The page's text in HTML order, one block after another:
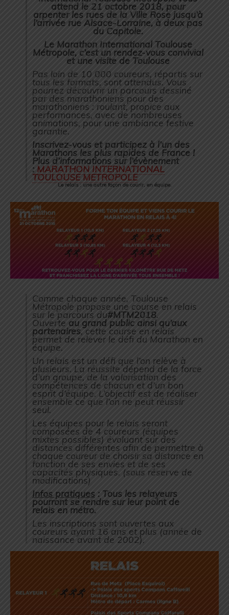
attend le 21 octobre 2018, pour
arpenter les rues de la Ville Rose jusqu’à
l’arrivée rue Alsace-Lorraine, à deux pas
du Capitole.
Le Marathon International Toulouse
Métropole, c’est un rendez-vous convivial
et une visite de Toulouse
Pas loin de 10 000 coureurs, répartis sur
tous les formats, sont attendus. Vous
pourrez découvrir un parcours dessiné
par des marathoniens pour des
marathoniens : roulant, propice aux
performances, avec de nombreuses
animations, pour une ambiance festive
garantie.
Inscrivez-vous et participez à l’un des
Marathons les plus rapides de France !
Plus d’informations sur l’évènement
: MARATHON INTERNATIONAL
TOULOUSE METROPOLE
Le relais : une autre façon de courir, en équipe.
Comme chaque année, Toulouse
Métropole propose une course en relais
sur le parcours du#MTM2018.
Ouverte au grand public ainsi qu’aux
partenaires, cette course en relais
permet de relever le défi du Marathon en
équipe.
Un relais est un défi que l’on relève à
plusieurs. La réussite dépend de la force
d’un groupe, de la valorisation des
compétences de chacun et d’un bon
esprit d’équipe. L’objectif est de réaliser
ensemble ce que l’on ne peut réussir
seul.
Les équipes pour le relais seront
composées de 4 coureurs (équipes
mixtes possibles) évoluant sur des
distances différentes afin de permettre à
chaque coureur de choisir sa distance en
fonction de ses envies et de ses
capacités physiques. (sous réserve de
modifications)
Infos pratiques : Tous les relayeurs
pourront se rendre sur leur point de
relais en métro.
Les inscriptions sont ouvertes aux
coureurs ayant 16 ans et plus (année de
naissance avant de 2002).